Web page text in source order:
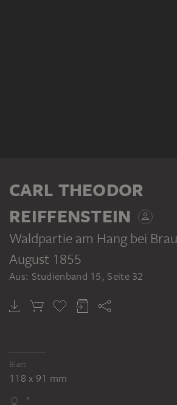
CARL THEODOR
REIFFENSTEIN
Waldpartie am Hang bei
August 1855
Aus: Studienband 15, Seite 32
Blatt
118 x 91 mm